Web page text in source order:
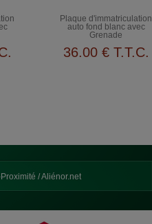
Plaque d'immatriculation
auto fond blanc avec
Grenade
36.00 € T.T.C.
/ Aliénor.net